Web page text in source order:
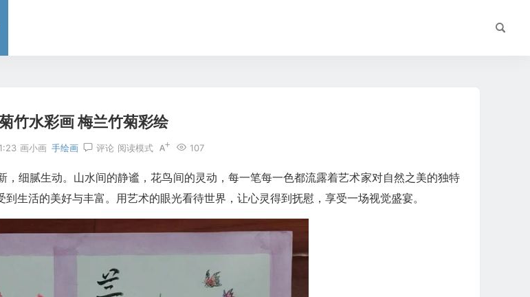
竹水彩画 梅兰竹菊彩绘
画小画 手绘画 评论 107
阅读模式
细腻生动。山水间的静谧，花鸟间的灵动，每一笔每一色都流露着艺术家对自然之美的独特
生活的美好与丰富。用艺术的眼光看待世界，让心灵得到抚慰，享受一场视觉盛宴。